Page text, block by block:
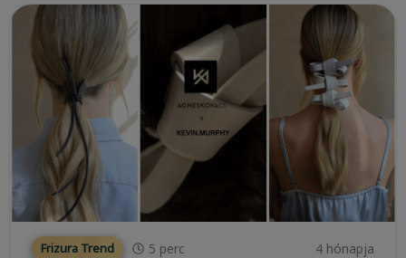
Frizura Trend 5 perc 4 hónapja